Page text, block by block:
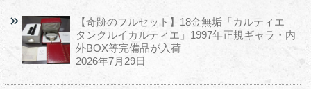
【奇跡のフルセット】18金無垢「カルティエ
タンクルイカルティエ」1997年正規ギャラ・内
外BOX等完備品が入荷
2026年7月29日